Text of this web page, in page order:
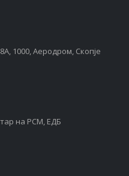
1000, Аеродром, Скопје
на РСМ, ЕДБ